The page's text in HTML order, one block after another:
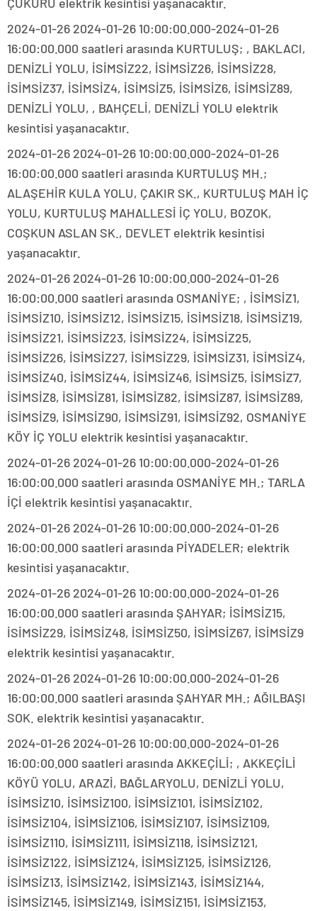
2024-01-26 2024-01-26 10:00:00.000-2024-01-26
16:00:00.000 saatleri arasında KURTULUŞ; , BAKLACI,
DENİZLİ YOLU, İSİMSİZ22, İSİMSİZ26, İSİMSİZ28,
İSİMSİZ37, İSİMSİZ4, İSİMSİZ5, İSİMSİZ6, İSİMSİZ89,
DENİZLİ YOLU, , BAHÇELİ, DENİZLİ YOLU elektrik
kesintisi yaşanacaktır.
2024-01-26 2024-01-26 10:00:00.000-2024-01-26
16:00:00.000 saatleri arasında KURTULUŞ MH.;
ALAŞEHİR KULA YOLU, ÇAKIR SK., KURTULUŞ MAH İÇ
YOLU, KURTULUŞ MAHALLESİ İÇ YOLU, BOZOK,
COŞKUN ASLAN SK., DEVLET elektrik kesintisi
yaşanacaktır.
2024-01-26 2024-01-26 10:00:00.000-2024-01-26
16:00:00.000 saatleri arasında OSMANİYE; , İSİMSİZ1,
İSİMSİZ10, İSİMSİZ12, İSİMSİZ15, İSİMSİZ18, İSİMSİZ19,
İSİMSİZ21, İSİMSİZ23, İSİMSİZ24, İSİMSİZ25,
İSİMSİZ26, İSİMSİZ27, İSİMSİZ29, İSİMSİZ31, İSİMSİZ4,
İSİMSİZ40, İSİMSİZ44, İSİMSİZ46, İSİMSİZ5, İSİMSİZ7,
İSİMSİZ8, İSİMSİZ81, İSİMSİZ82, İSİMSİZ87, İSİMSİZ89,
İSİMSİZ9, İSİMSİZ90, İSİMSİZ91, İSİMSİZ92, OSMANİYE
KÖY İÇ YOLU elektrik kesintisi yaşanacaktır.
2024-01-26 2024-01-26 10:00:00.000-2024-01-26
16:00:00.000 saatleri arasında OSMANİYE MH.; TARLA
İÇİ elektrik kesintisi yaşanacaktır.
2024-01-26 2024-01-26 10:00:00.000-2024-01-26
16:00:00.000 saatleri arasında PİYADELER; elektrik
kesintisi yaşanacaktır.
2024-01-26 2024-01-26 10:00:00.000-2024-01-26
16:00:00.000 saatleri arasında ŞAHYAR; İSİMSİZ15,
İSİMSİZ29, İSİMSİZ48, İSİMSİZ50, İSİMSİZ67, İSİMSİZ9
elektrik kesintisi yaşanacaktır.
2024-01-26 2024-01-26 10:00:00.000-2024-01-26
16:00:00.000 saatleri arasında ŞAHYAR MH.; AĞILBAŞI
SOK. elektrik kesintisi yaşanacaktır.
2024-01-26 2024-01-26 10:00:00.000-2024-01-26
16:00:00.000 saatleri arasında AKKEÇİLİ; , AKKEÇİLİ
KÖYÜ YOLU, ARAZİ, BAĞLARYOLU, DENİZLİ YOLU,
İSİMSİZ10, İSİMSİZ100, İSİMSİZ101, İSİMSİZ102,
İSİMSİZ104, İSİMSİZ106, İSİMSİZ107, İSİMSİZ109,
İSİMSİZ110, İSİMSİZ111, İSİMSİZ118, İSİMSİZ121,
İSİMSİZ122, İSİMSİZ124, İSİMSİZ125, İSİMSİZ126,
İSİMSİZ13, İSİMSİZ142, İSİMSİZ143, İSİMSİZ144,
İSİMSİZ145, İSİMSİZ149, İSİMSİZ151, İSİMSİZ153,